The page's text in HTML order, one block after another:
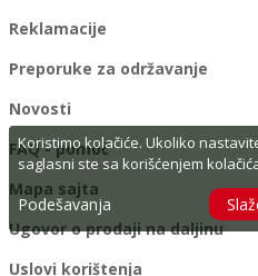
Koristimo kolačiće. Ukoliko
saglasni ste sa korišćenjem
Podešavanja
Reklamacije
Preporuke za održavanje
Novosti
FAQ - pomoć
Mapa sajta
Ugovor o prodaji na daljinu
Uslovi korištenja